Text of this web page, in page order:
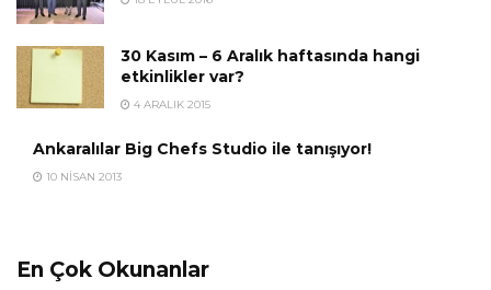
30 Kasım – 6 Aralık haftasında hangi
etkinlikler var?
4 ARALIK 2015
Ankaralılar Big Chefs Studio ile tanışıyor!
10 NISAN 2013
En Çok Okunanlar